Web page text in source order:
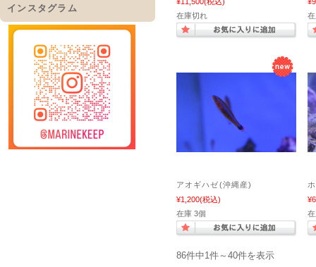
在庫切れ
アオギハゼ(沖縄産)
¥1,200(税込)
在庫 3個
86件中1件～40件を表示
インスタグラム